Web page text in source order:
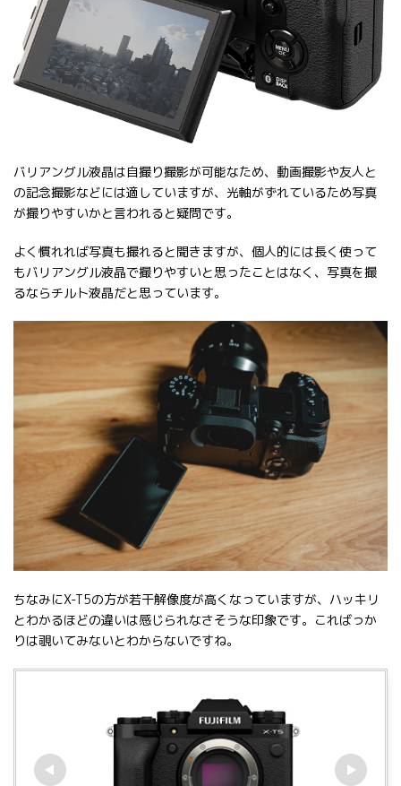
バリアングル液晶は自撮り撮影が可能なため、動画撮影や友人と
の記念撮影などには適していますが、光軸がずれているため写真
が撮りやすいかと言われると疑問です。
よく慣れれば写真も撮れると聞きますが、個人的には長く使って
もバリアングル液晶で撮りやすいと思ったことはなく、写真を撮
るならチルト液晶だと思っています。
ちなみにX-T5の方が若干解像度が高くなっていますが、ハッキリ
とわかるほどの違いは感じられなさそうな印象です。こればっか
りは覗いてみないとわからないですね。